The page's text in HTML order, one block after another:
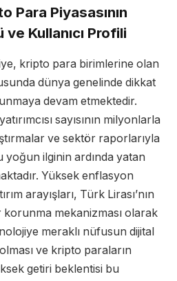
Para Piyasasının
Kullanıcı Profili
kripto para birimlerine olan
dünya genelinde dikkat
devam etmektedir.
sayısının milyonlarla
ve sektör raporlarıyla
yoğun ilginin ardında yatan
Yüksek enflasyon
arayışları, Türk Lirası’nın
korunma mekanizması olarak
meraklı nüfusun dijital
ve kripto paraların
getiri beklentisi bu